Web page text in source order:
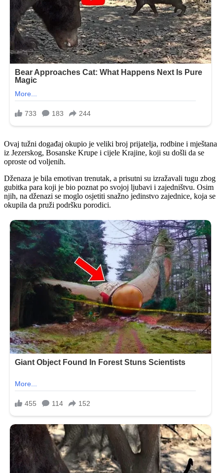
Ovaj tužni događaj okupio je veliki broj prijatelja, rodbine i mještana
iz Jezerskog, Bosanske Krupe i cijele Krajine, koji su došli da se
oproste od voljenih.
Dženaza je bila emotivan trenutak, a prisutni su izražavali tugu zbog
gubitka para koji je bio poznat po svojoj ljubavi i zajedništvu. Osim
njih, na dženazi se moglo osjetiti snažno jedinstvo zajednice, koja se
okupila da pruži podršku porodici.